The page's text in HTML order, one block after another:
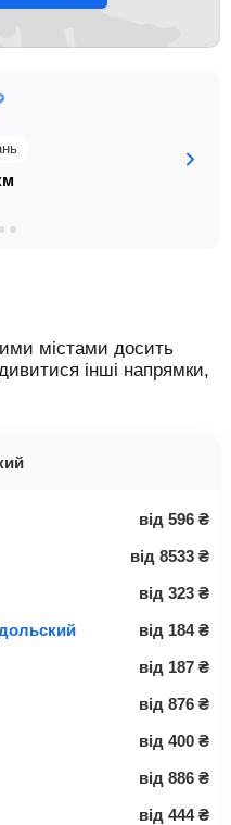
містами досить
інші напрямки,
від 596 ₴
від 8533 ₴
від 323 ₴
від 184 ₴
від 187 ₴
від 876 ₴
від 400 ₴
від 886 ₴
від 444 ₴